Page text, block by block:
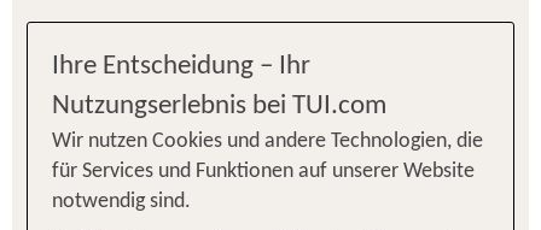
Diese Kurzreise verführt alle Sinne: Im5* Resort
Il Castelfalfi - TUI BLUE SELECTION in der
Toskanaerleben Sie Urlaub auf höchstem
Niveau. Körper und Seele entspannen in der
wundervollen, toskanischen Natur und bei
wohltuenden Wellness-Anwendungen. Nase und
Gaumen werden mit feinen regionalen Produkten
Ihre Entscheidung – Ihr
Nutzungserlebnis bei TUI.com
Wir nutzen Cookies und andere Technologien, die
für Services und Funktionen auf unserer Website
notwendig sind.